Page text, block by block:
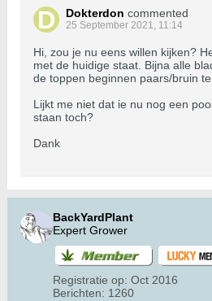
Dokterdon commented
25 September 2021, 11:14
Hi, zou je nu eens willen kijken?
met de huidige staat. Bijna alle
de toppen beginnen paars/bruin te
Lijkt me niet dat ie nu nog een
staan toch?
Dank
BackYardPlant
Expert Grower
Registratie op: Oct 2016
Berichten: 1260